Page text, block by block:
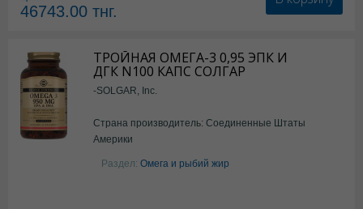
46743.00 тнг.
ТРОЙНАЯ ОМЕГА-3 0,95 ЭПК И
ДГК N100 КАПС СОЛГАР
-SOLGAR, Inc.
Страна производитель: Соединенные Штаты
Америки
Раздел: Омега и рыбий жир